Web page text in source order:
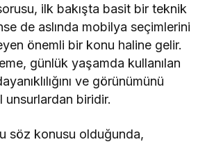
ilk bakışta basit bir teknik
de aslında mobilya seçimlerini
önemli bir konu haline gelir.
günlük yaşamda kullanılan
ve görünümünü
unsurlardan biridir.
söz konusu olduğunda,